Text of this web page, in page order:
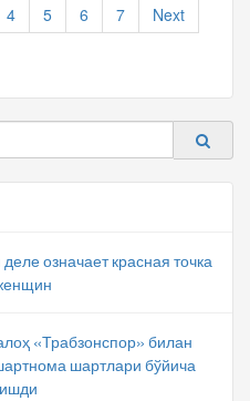
4 5 6 7
Next
означает красная точка
«Трабзонспор» билан
шартлари бўйича